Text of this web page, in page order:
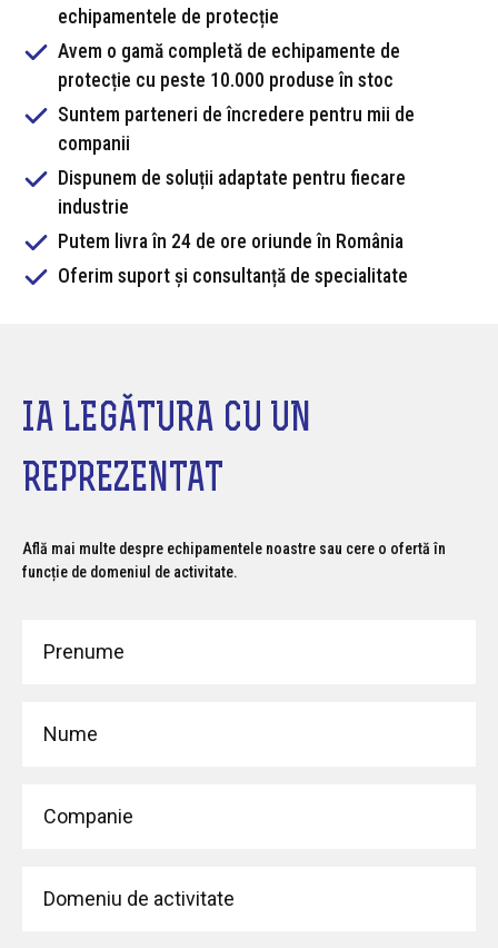
echipamentele de protecție
Avem o gamă completă de echipamente de
protecție cu peste 10.000 produse în stoc
Suntem parteneri de încredere pentru mii de
companii
Dispunem de soluții adaptate pentru fiecare
industrie
Putem livra în 24 de ore oriunde în România
Oferim suport și consultanță de specialitate
IA LEGĂTURA CU UN
REPREZENTAT
Află mai multe despre echipamentele noastre sau cere o ofertă în
funcție de domeniul de activitate.